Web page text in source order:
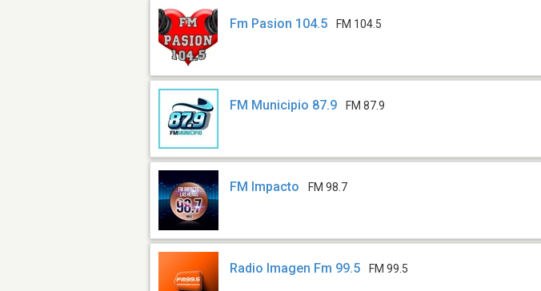
Fm Pasion 104.5 FM 104.5
FM Municipio 87.9 FM 87.9
FM Impacto FM 98.7
Radio Imagen Fm 99.5 FM 99.5